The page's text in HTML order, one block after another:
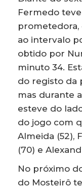
Fermedo
ao intervalo
obtido por
minuto 34.
do registo da
mas durante
esteve do
do jogo com
Almeida (52),
(70) e
No próximo
do Mosteirô